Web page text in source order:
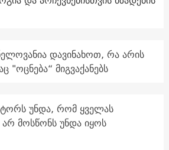
დავინახოთ, რა არის
"ოცნება“ მიგვაქანებს
უნდა, რომ ყველას
მოსწონს უნდა იყოს